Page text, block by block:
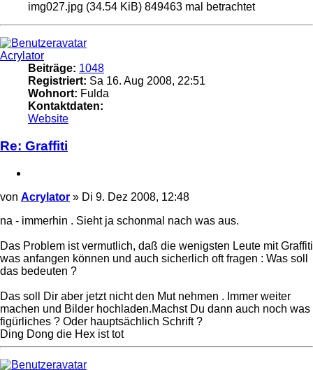
img027.jpg (34.54 KiB) 849463 mal betrachtet
Nach
oben
Acrylator
Beiträge: 1048
Registriert: Sa 16. Aug 2008, 22:51
Wohnort: Fulda
Kontaktdaten:
Kontaktdaten
Acrylator
Website
Re: Graffiti
Beitrag
von Acrylator » Di 9. Dez 2008, 12:48
na - immerhin . Sieht ja schonmal nach was aus.
Das Problem ist vermutlich, daß die wenigsten Leute mit Graffiti
was anfangen können und auch sicherlich oft fragen : Was soll
das bedeuten ?
Das soll Dir aber jetzt nicht den Mut nehmen . Immer weiter
machen und Bilder hochladen.Machst Du dann auch noch was
figürliches ? Oder hauptsächlich Schrift ?
Ding Dong die Hex ist tot
Nach
oben